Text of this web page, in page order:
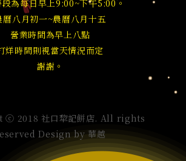
為每日早上9:00~下午5:00。
曆八月初一~農曆八月十五
營業時間為早上八點
烊時間則視當天情況而定
謝謝。
2018 社口犂記餅店. All rights
Design by華越